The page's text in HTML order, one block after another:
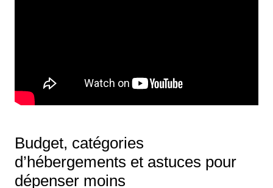
Budget, catégories
d’hébergements et astuces pour
dépenser moins